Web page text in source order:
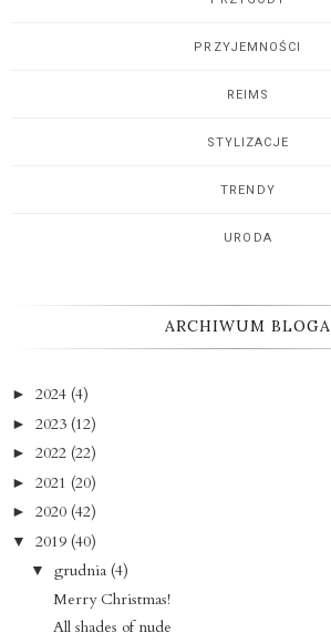
PRZYJEMNOŚCI
REIMS
STYLIZACJE
TRENDY
URODA
ARCHIWUM BLOGA
► 2024 (4)
► 2023 (12)
► 2022 (22)
► 2021 (20)
► 2020 (42)
▼ 2019 (40)
▼ grudnia (4)
Merry Christmas!
All shades of nude